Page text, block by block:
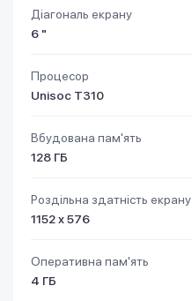
Діагональ екрану
6 "
Процесор
Unisoc T310
Вбудована пам'ять
128 ГБ
Роздільна здатність екрану
1152 х 576
Оперативна пам'ять
4 ГБ